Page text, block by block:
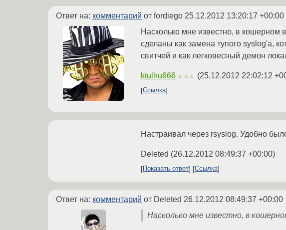
Ответ на: комментарий от fordiego 25.12.2012 13:20:17 +00:00
Насколько мне известно, в кошерном
сделаны как замена тупого syslog'a,
свитчей и как легковесный демон
ktulhu666 ☆☆☆ (25.12.2012 22:02:12
Ссылка
Настраивал через rsyslog. Удобно
Deleted (26.12.2012 08:49:37 +00:00)
Показать ответ Ссылка
Ответ на: комментарий от Deleted 26.12.2012 08:49:37 +00:00
Насколько мне известно, в